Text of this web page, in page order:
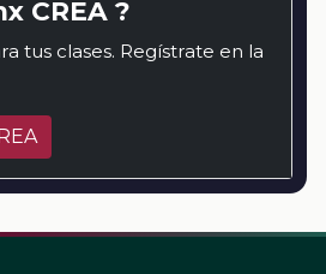
CREA ?
tus clases. Regístrate en la